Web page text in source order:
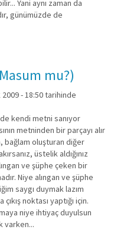
Yani aynı zaman da
günümüzde de
mu?)
2009 - 18:50 tarihinde
de kendi metni sanıyor
metninden bir parçayı alır
bağlam oluşturan diğer
üstelik aldığınız
ve şüphe çeken bir
Niye alıngan ve şüphe
saygı duymak lazım
noktası yaptığı için.
niye ihtiyaç duyulsun
varken...